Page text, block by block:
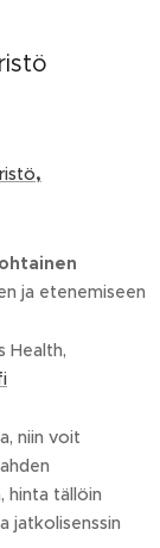
,
ja etenemiseen
Health,
niin voit
hinta tällöin
jatkolisenssin